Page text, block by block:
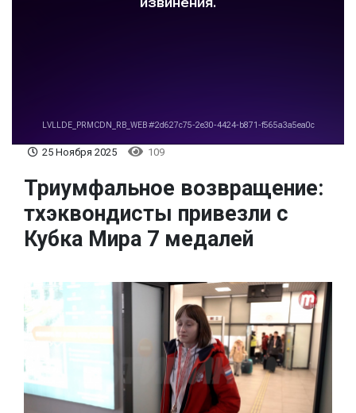
25 Ноября 2025 109
Триумфальное возвращение:
тхэквондисты привезли с
Кубка Мира 7 медалей